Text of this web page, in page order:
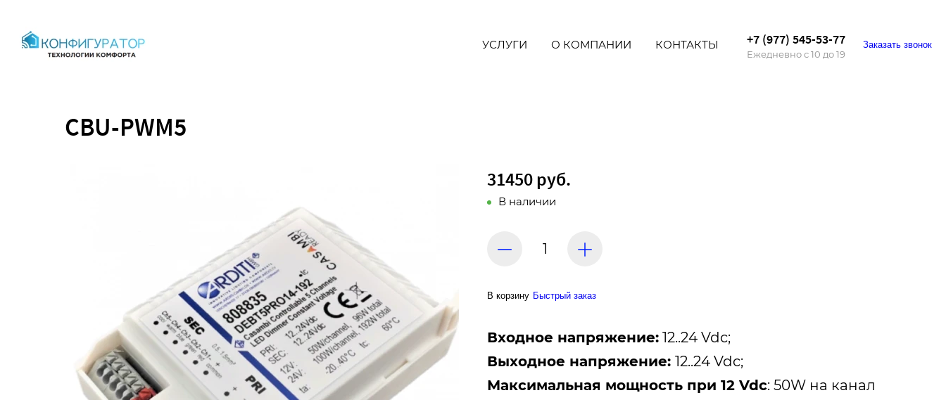
УСЛУГИ О КОМПАНИИ КОНТАКТЫ +7 (977) 545-53-77
Ежедневно с 10 до 19
Заказать звонок
CBU-PWM5
31450 руб.
В наличии
В корзину Быстрый заказ
Входное напряжение: 12..24 Vdc;
Выходное напряжение: 12..24 Vdc;
Максимальная мощность при 12 Vdc: 50W на канал